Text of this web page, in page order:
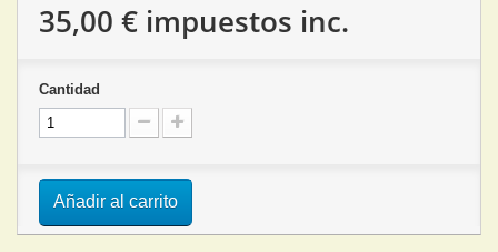
35,00 € impuestos inc.
Cantidad
Añadir al carrito